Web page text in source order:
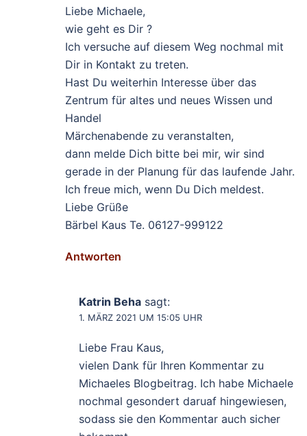
Liebe Michaele,
wie geht es Dir ?
Ich versuche auf diesem Weg nochmal mit
Dir in Kontakt zu treten.
Hast Du weiterhin Interesse über das
Zentrum für altes und neues Wissen und
Handel
Märchenabende zu veranstalten,
dann melde Dich bitte bei mir, wir sind
gerade in der Planung für das laufende Jahr.
Ich freue mich, wenn Du Dich meldest.
Liebe Grüße
Bärbel Kaus Te. 06127-999122
Antworten
Katrin Beha sagt:
1. MÄRZ 2021 UM 15:05 UHR
Liebe Frau Kaus,
vielen Dank für Ihren Kommentar zu
Michaeles Blogbeitrag. Ich habe Michaele
nochmal gesondert daruaf hingewiesen,
sodass sie den Kommentar auch sicher